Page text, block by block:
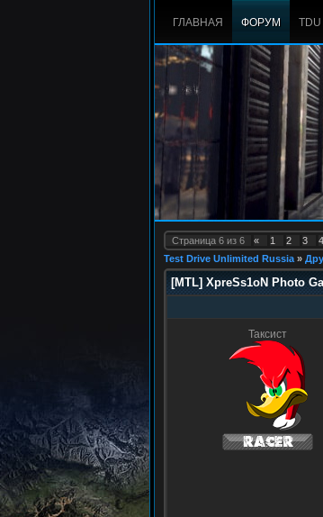
ГЛАВНАЯ ФОРУМ TDU
Страница 6 из 6 « 1 2 3 4
Test Drive Unlimited Russia »
[MTL] XpreSs1oN Photo
Таксист